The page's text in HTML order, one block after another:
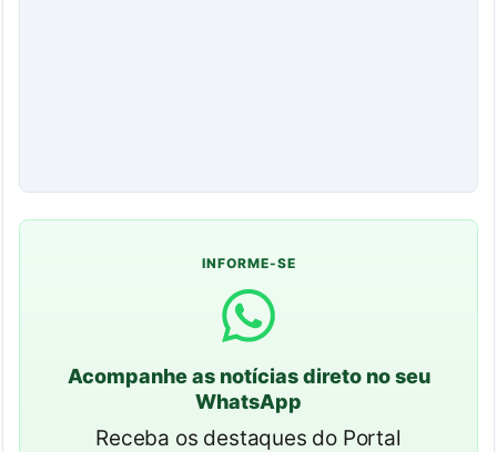
INFORME-SE
Acompanhe as notícias direto no seu
WhatsApp
Receba os destaques do Portal